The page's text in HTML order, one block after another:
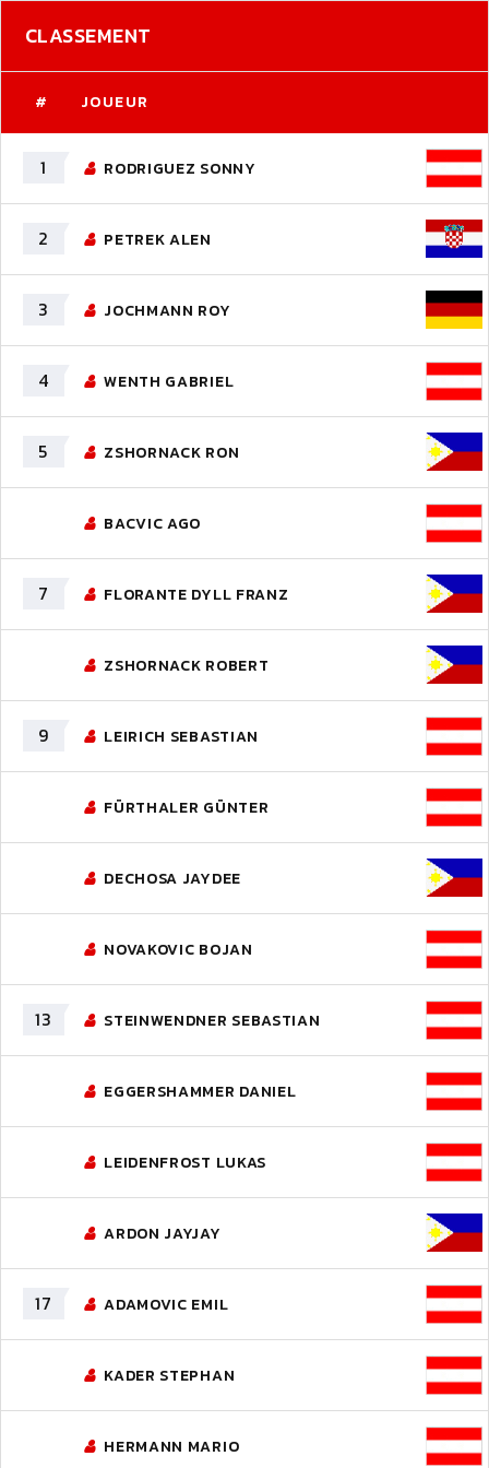
CLASSEMENT
# JOUEUR
1 RODRIGUEZ SONNY
2 PETREK ALEN
3 JOCHMANN ROY
4 WENTH GABRIEL
5 ZSHORNACK RON
BACVIC AGO
7 FLORANTE DYLL FRANZ
ZSHORNACK ROBERT
9 LEIRICH SEBASTIAN
FÜRTHALER GÜNTER
DECHOSA JAYDEE
NOVAKOVIC BOJAN
13 STEINWENDNER SEBASTIAN
EGGERSHAMMER DANIEL
LEIDENFROST LUKAS
ARDON JAYJAY
17 ADAMOVIC EMIL
KADER STEPHAN
HERMANN MARIO